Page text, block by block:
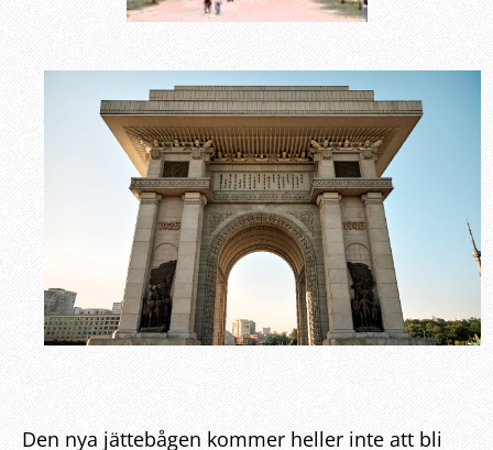
Den nya jättebågen kommer heller inte att bli